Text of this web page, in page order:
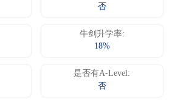
否
牛剑升学率:
18%
是否有A-Level:
否